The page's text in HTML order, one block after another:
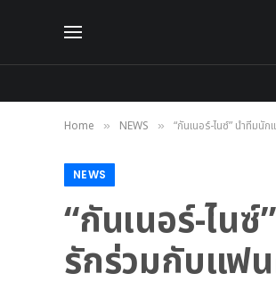
Home » NEWS » “กันเนอร์-ไนซ์” นำทีม
NEWS
“กันเนอร์-ไน
รักร่วมกับแฟ